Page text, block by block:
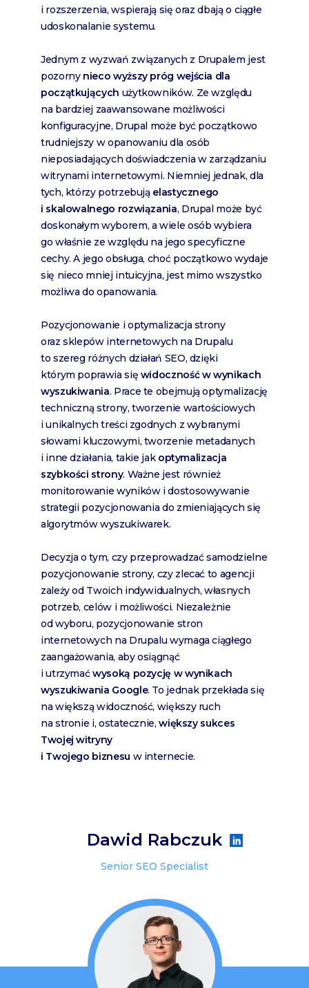
i rozszerzenia, wspierają się oraz dbają o ciągłe
udoskonalanie systemu.
Jednym z wyzwań związanych z Drupalem jest
pozorny nieco wyższy próg wejścia dla
początkujących użytkowników. Ze względu
na bardziej zaawansowane możliwości
konfiguracyjne, Drupal może być początkowo
trudniejszy w opanowaniu dla osób
nieposiadających doświadczenia w zarządzaniu
witrynami internetowymi. Niemniej jednak, dla
tych, którzy potrzebują elastycznego
i skalowalnego rozwiązania, Drupal może być
doskonałym wyborem, a wiele osób wybiera
go właśnie ze względu na jego specyficzne
cechy. A jego obsługa, choć początkowo wydaje
się nieco mniej intuicyjna, jest mimo wszystko
możliwa do opanowania.
Pozycjonowanie i optymalizacja strony
oraz sklepów internetowych na Drupalu
to szereg różnych działań SEO, dzięki
którym poprawia się widoczność w wynikach
wyszukiwania. Prace te obejmują optymalizację
techniczną strony, tworzenie wartościowych
i unikalnych treści zgodnych z wybranymi
słowami kluczowymi, tworzenie metadanych
i inne działania, takie jak optymalizacja
szybkości strony. Ważne jest również
monitorowanie wyników i dostosowywanie
strategii pozycjonowania do zmieniających się
algorytmów wyszukiwarek.
Decyzja o tym, czy przeprowadzać samodzielne
pozycjonowanie strony, czy zlecać to agencji
zależy od Twoich indywidualnych, własnych
potrzeb, celów i możliwości. Niezależnie
od wyboru, pozycjonowanie stron
internetowych na Drupalu wymaga ciągłego
zaangażowania, aby osiągnąć
i utrzymaćwysoką pozycję w wynikach
wyszukiwania Google. To jednak przekłada się
na większą widoczność, większy ruch
na stronie i, ostatecznie,większy sukces
Twojej witryny
i Twojego biznesu w internecie.
Dawid Rabczuk
Senior SEO Specialist